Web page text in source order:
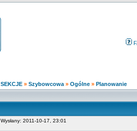
SEKCJE » Szybowcowa » Ogólne » Planowanie
Wysłany: 2011-10-17, 23:01